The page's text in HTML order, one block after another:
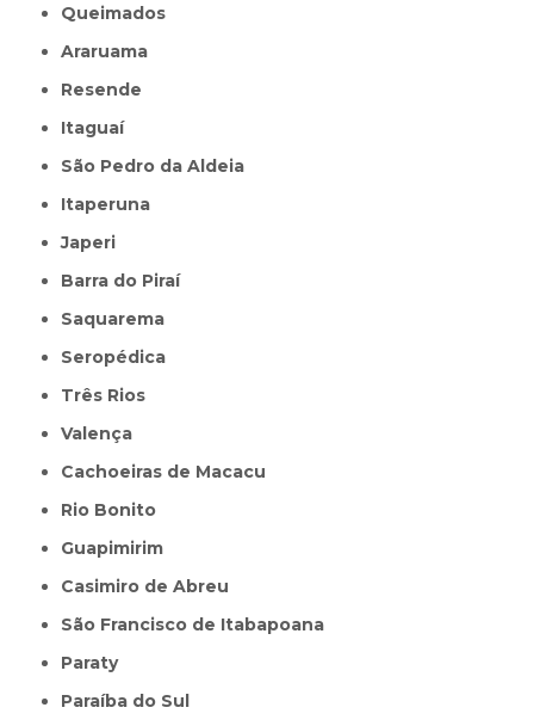
Queimados
Araruama
Resende
Itaguaí
São Pedro da Aldeia
Itaperuna
Japeri
Barra do Piraí
Saquarema
Seropédica
Três Rios
Valença
Cachoeiras de Macacu
Rio Bonito
Guapimirim
Casimiro de Abreu
São Francisco de Itabapoana
Paraty
Paraíba do Sul